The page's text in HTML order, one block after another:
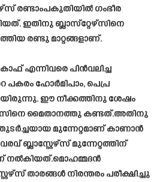
രണ്ടാംപകുതിയില്‍ ഗംഭീര
ഇതിനു ബ്ലാസ്‌റ്റേഴ്‌സിനെ
രണ്ടു മാറ്റങ്ങളാണ്.
കോഫ് എന്നിവരെ പിന്‍വലിച്ച
പകരം ഹോര്‍മിപാം, പെപ്ര
ഈ നീക്കത്തിനു ശേഷം
മൈതാനത്തു കണ്ടത്.അതിനു
തുടർച്ചയായ മുന്നേറ്റമാണ് കാണാൻ
ബ്ലാസ്റ്റേഴ്‌സ് മുന്നേറ്റത്തിന്
നൽകിയത്.മൊഹമ്മദൻ
താരങ്ങൾ നിരന്തരം പരീക്ഷിച്ചു